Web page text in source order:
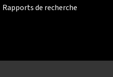
Rapports de recherche